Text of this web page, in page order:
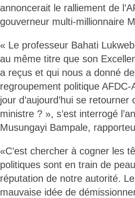
annoncerait le ralliement de
gouverneur multi-millionnaire
« Le professeur Bahati
au même titre que son
a reçus et qui nous a donné
regroupement politique
jour d’aujourd’hui se
ministre ? », s’est interrogé
Musungayi Bampale,
«C’est chercher à cogner les
politiques sont en train de
réputation de notre autorité.
mauvaise idée de